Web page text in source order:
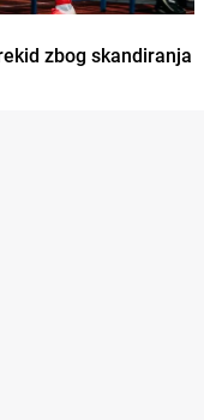
zbog skandiranja